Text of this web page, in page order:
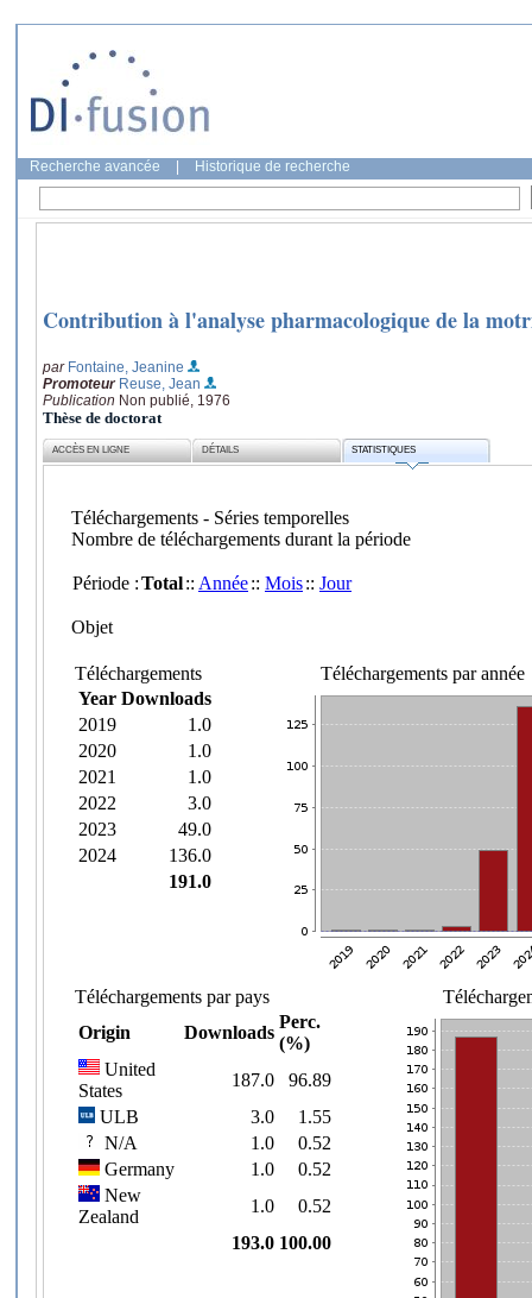
Recherche avancée Historique de recherche
Contribution à l'analyse pharmacologique de la
par Fontaine, Jeanine
Promoteur Reuse, Jean
Publication Non publié, 1976
Thèse de doctorat
ACCÈS EN LIGNE DÉTAILS STATISTIQUES